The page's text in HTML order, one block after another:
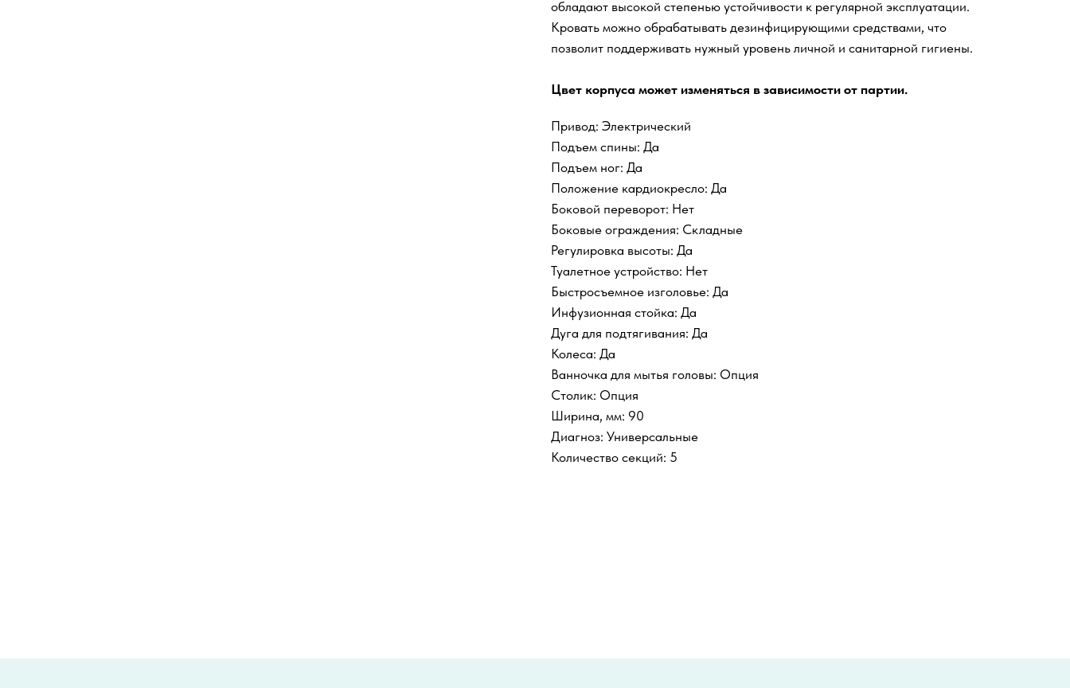
обладают высокой степенью устойчивости к регулярной эксплуатации.
Кровать можно обрабатывать дезинфицирующими средствами, что
позволит поддерживать нужный уровень личной и санитарной гигиены.
Цвет корпуса может изменяться в зависимости от партии.
Привод: Электрический
Подъем спины: Да
Подъем ног: Да
Положение кардиокресло: Да
Боковой переворот: Нет
Боковые ограждения: Складные
Регулировка высоты: Да
Туалетное устройство: Нет
Быстросъемное изголовье: Да
Инфузионная стойка: Да
Дуга для подтягивания: Да
Колеса: Да
Ванночка для мытья головы: Опция
Столик: Опция
Ширина, мм: 90
Диагноз: Универсальные
Количество секций: 5